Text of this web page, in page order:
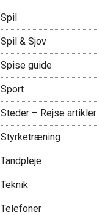
Spil
Spil & Sjov
Spise guide
Sport
Steder – Rejse artikler
Styrketræning
Tandpleje
Teknik
Telefoner